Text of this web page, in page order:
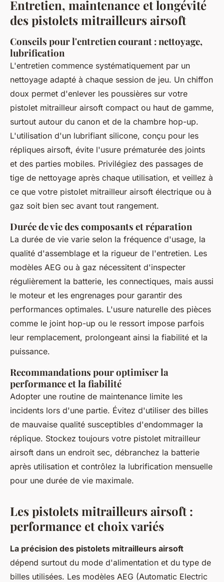
Entretien, maintenance et longévité
des pistolets mitrailleurs airsoft
Conseils pour l'entretien courant : nettoyage,
lubrification
L'entretien commence systématiquement par un
nettoyage adapté à chaque session de jeu. Un chiffon
doux permet d'enlever les poussières sur votre
pistolet mitrailleur airsoft compact ou haut de gamme,
surtout autour du canon et de la chambre hop-up.
L'utilisation d'un lubrifiant silicone, conçu pour les
répliques airsoft, évite l'usure prématurée des joints
et des parties mobiles. Privilégiez des passages de
tige de nettoyage après chaque utilisation, et veillez à
ce que votre pistolet mitrailleur airsoft électrique ou à
gaz soit bien sec avant tout rangement.
Durée de vie des composants et réparation
La durée de vie varie selon la fréquence d'usage, la
qualité d'assemblage et la rigueur de l'entretien. Les
modèles AEG ou à gaz nécessitent d'inspecter
régulièrement la batterie, les connectiques, mais aussi
le moteur et les engrenages pour garantir des
performances optimales. L'usure naturelle des pièces
comme le joint hop-up ou le ressort impose parfois
leur remplacement, prolongeant ainsi la fiabilité et la
puissance.
Recommandations pour optimiser la
performance et la fiabilité
Adopter une routine de maintenance limite les
incidents lors d'une partie. Évitez d'utiliser des billes
de mauvaise qualité susceptibles d'endommager la
réplique. Stockez toujours votre pistolet mitrailleur
airsoft dans un endroit sec, débranchez la batterie
après utilisation et contrôlez la lubrification mensuelle
pour une durée de vie maximale.
Les pistolets mitrailleurs airsoft :
performance et choix variés
La précision des pistolets mitrailleurs airsoft
dépend surtout du mode d'alimentation et du type de
billes utilisées. Les modèles AEG (Automatic Electric